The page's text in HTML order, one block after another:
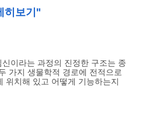
히보기"
이라는 과정의 진정한 구조는 종
가지 생물학적 경로에 전적으로
위치해 있고 어떻게 기능하는지